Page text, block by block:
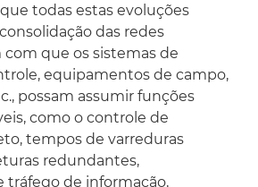
todas estas evoluções
das redes
que os sistemas de
equipamentos de campo,
possam assumir funções
como o controle de
tempos de varreduras
redundantes,
tráfego de informação,